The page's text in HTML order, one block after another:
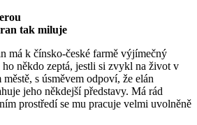
tak miluje
má k čínsko-české farmě výjímečný
někdo zeptá, jestli si zvykl na život v
s úsměvem odpoví, že elán
jeho někdejší představy. Má rád
prostředí se mu pracuje velmi uvolněně